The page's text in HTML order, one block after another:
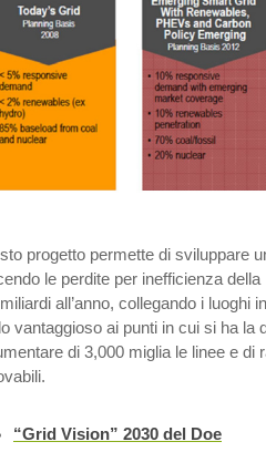
progetto permette di sviluppare
le perdite per inefficienza
all’anno, collegando i luoghi
vantaggioso ai punti in cui si ha la
di 3,000 miglia le linee e di
“Grid Vision” 2030 del Doe